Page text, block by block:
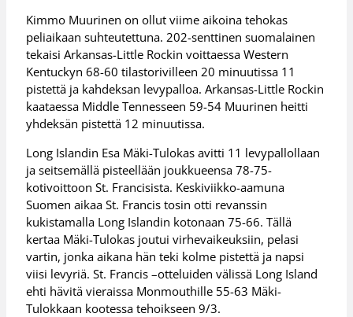
Kimmo Muurinen on ollut viime aikoina tehokas
peliaikaan suhteutettuna. 202-senttinen suomalainen
tekaisi Arkansas-Little Rockin voittaessa Western
Kentuckyn 68-60 tilastorivilleen 20 minuutissa 11
pistettä ja kahdeksan levypalloa. Arkansas-Little Rockin
kaataessa Middle Tennesseen 59-54 Muurinen heitti
yhdeksän pistettä 12 minuutissa.
Long Islandin Esa Mäki-Tulokas avitti 11 levypallollaan
ja seitsemällä pisteellään joukkueensa 78-75-
kotivoittoon St. Francisista. Keskiviikko-aamuna
Suomen aikaa St. Francis tosin otti revanssin
kukistamalla Long Islandin kotonaan 75-66. Tällä
kertaa Mäki-Tulokas joutui virhevaikeuksiin, pelasi
vartin, jonka aikana hän teki kolme pistettä ja napsi
viisi levyriä. St. Francis –otteluiden välissä Long Island
ehti hävitä vieraissa Monmouthille 55-63 Mäki-
Tulokkaan kootessa tehoikseen 9/3.